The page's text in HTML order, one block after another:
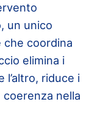
un unico
coordina
elimina i
riduce i
nella